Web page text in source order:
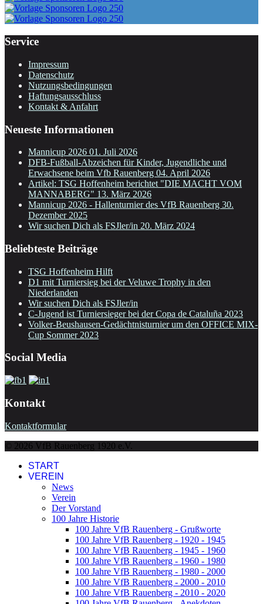
Service
Impressum
Datenschutz
Nutzungsbedingungen
Haftungsausschluss
Kontakt & Anfahrt
Neueste Informationen
Mannicup 2026 01. Juli 2026
DFB-Fußball-Abzeichen für Kinder, Jugendliche und
Erwachsene beim Vfb Rauenberg 04. April 2026
Artikel: TSG Hoffenheim berichtet "DIE MACHT VOM
MANNABERG" 13. März 2026
Mannicup 2026 - Hallenturnier des VfB Rauenberg 30.
Dezember 2025
Wir suchen Dich als FSJler/in 20. März 2024
Beliebteste Beiträge
TSG Hoffenheim Hilft
D1 mit Turniersieg bei der Veluwe Trophy in den
Niederlanden
Wir suchen Dich als FSJler/in
C-Jugend ist Turniersieger bei der Copa de Cataluña 2023
Volker-Beushausen-Gedächtnisturnier um den OFFICE MIX-
Cup Sommer 2023
Social Media
Kontakt
Kontaktformular
© 2026 VfB Rauenberg 1920 e.V.
START
VEREIN
News
Verein
Der Vorstand
100 Jahre Historie
100 Jahre VfB Rauenberg - Grußworte
100 Jahre VfB Rauenberg - 1920 - 1945
100 Jahre VfB Rauenberg - 1945 - 1960
100 Jahre VfB Rauenberg - 1960 - 1980
100 Jahre VfB Rauenberg - 1980 - 2000
100 Jahre VfB Rauenberg - 2000 - 2010
100 Jahre VfB Rauenberg - 2010 - 2020